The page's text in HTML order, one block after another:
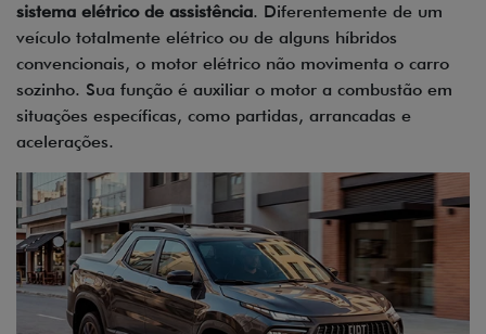
sistema elétrico de assistência. Diferentemente de um
veículo totalmente elétrico ou de alguns híbridos
convencionais, o motor elétrico não movimenta o carro
sozinho. Sua função é auxiliar o motor a combustão em
situações específicas, como partidas, arrancadas e
acelerações.